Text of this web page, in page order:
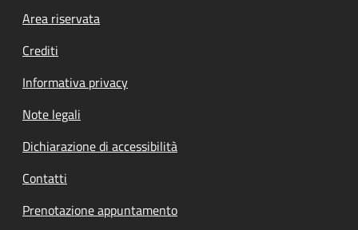
Footer menu
Area riservata
Crediti
Informativa privacy
Note legali
Dichiarazione di accessibilità
Contatti
Prenotazione appuntamento